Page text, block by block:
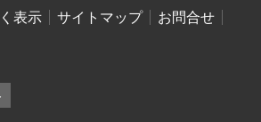
表示
サイトマップ
お問合せ